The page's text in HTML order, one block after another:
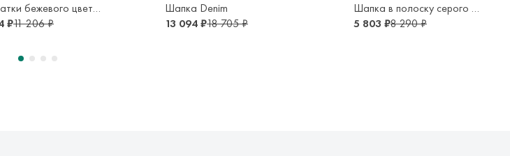
Перчатки бежевого цвета с отворотом
₽11 206 ₽
Шапка Denim
13 094 ₽18 705 ₽
Шапка в полоску серого и темно-синего цвета
5 803 ₽8 290 ₽